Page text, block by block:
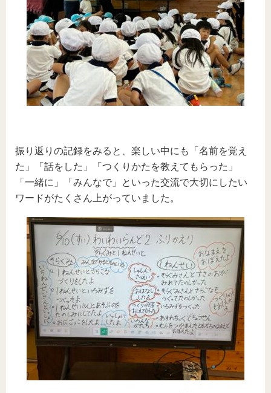
振り返りの記録をみると、楽しい中にも「名前を覚え
た」「話をした」「つくりかたを教えてもらった」
「一緒に」「みんなで」といった交流で大切にしたい
ワードがたくさん上がっていました。